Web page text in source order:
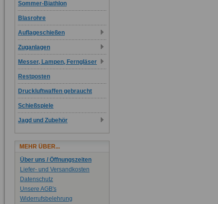
Sommer-Biathlon
Blasrohre
Auflageschießen
Zuganlagen
Messer, Lampen, Ferngläser
Restposten
Druckluftwaffen gebraucht
Schießspiele
Jagd und Zubehör
MEHR ÜBER...
Über uns / Öffnungszeiten
Liefer- und Versandkosten
Datenschutz
Unsere AGB's
Widerrufsbelehrung